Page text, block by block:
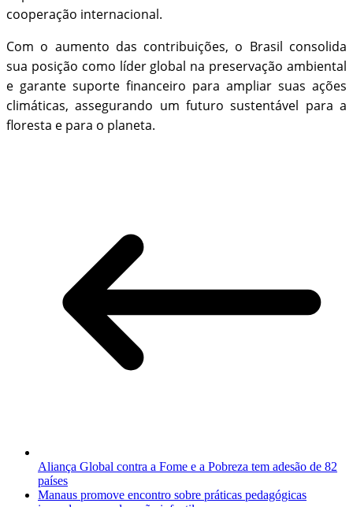
cooperação internacional.
Com o aumento das contribuições, o Brasil consolida
sua posição como líder global na preservação ambiental
e garante suporte financeiro para ampliar suas ações
climáticas, assegurando um futuro sustentável para a
floresta e para o planeta.
Aliança Global contra a Fome e a Pobreza tem adesão de 82
países
Manaus promove encontro sobre práticas pedagógicas